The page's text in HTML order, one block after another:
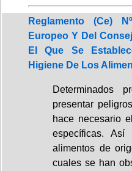
Reglamento (Ce)
Europeo Y Del
El Que Se
Higiene De Los
Determinados
presentar
hace necesario
específicas.
alimentos de
cuales se han